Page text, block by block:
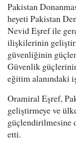
Pakistan
heyeti Pakistan
Nevid Eşref ile
ilişkilerinin
güvenliğinin
Güvenlik
eğitim alanındaki
Oramiral Eşref,
geliştirmeye ve
güçlendirilmesine
etti.